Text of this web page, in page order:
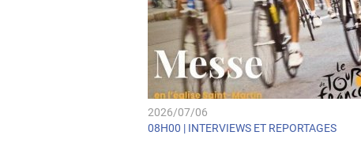
2026/07/06
08H00 | INTERVIEWS ET REPORTAGES